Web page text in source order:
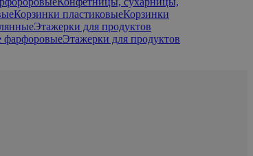
Корзинки пластиковыеКорзинки
Этажерки для продуктов
фарфоровыеЭтажерки для продуктов